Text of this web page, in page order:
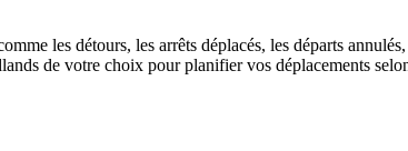
les détours, les arrêts déplacés, les départs
de votre choix pour planifier vos déplacements